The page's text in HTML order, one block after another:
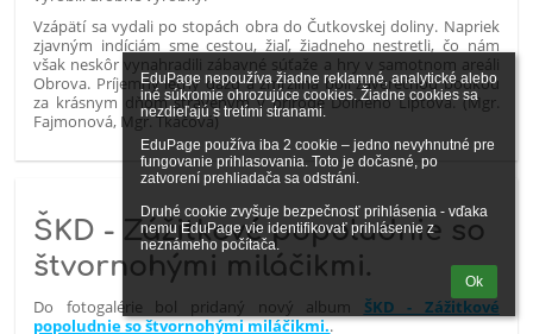
EduPage nepoužíva žiadne reklamné, analytické alebo
iné súkromie ohrozujúce cookies. Žiadne cookies sa
nezdieľajú s tretími stranami.
EduPage používa iba 2 cookie – jedno nevyhnutné pre
fungovanie prihlasovania. Toto je dočasné, po
zatvorení prehliadača sa odstráni.
Druhé cookie zvyšuje bezpečnosť prihlásenia - vďaka
nemu EduPage vie identifikovať prihlásenie z
neznámeho počítača.
Ok
Vzápätí sa vydali po stopách obra do Čutkovskej doliny. Napriek
zjavným indíciám sme cestou, žiaľ, žiadneho nestretli, čo nám
však neskôr vynahradili zábavné súťaže a hry v samotnom areáli
Obrova. Príjemný letný dážď a zmrzlina boli záverečnou bodkou
za krásnym dňom stráveným v prírode Dolného Liptova. (Mgr.
Fajmonová, Mgr. Tkáčová)
ŠKD - Zážitkové popoludnie so
štvornohými miláčikmi.
Do fotogalérie bol pridaný nový album ŠKD - Zážitkové
popoludnie so štvornohými miláčikmi..